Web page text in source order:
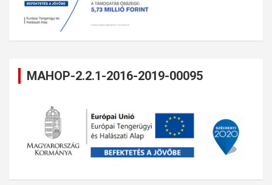
MAHOP-2.2.1-2016-2019-00095